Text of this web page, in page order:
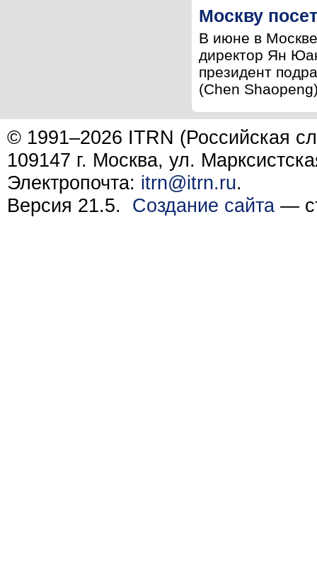
Москву
В июне в
директор Ян
президент
(Chen
© 1991–2026 ITRN (Российская
109147 г. Москва, ул.
Электропочта: itrn@itrn.ru.
Версия 21.5. Создание сайта —